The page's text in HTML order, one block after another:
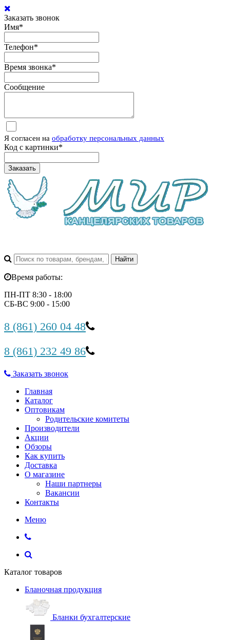
Заказать звонок
Имя*
Телефон*
Время звонка*
Сообщение
Я согласен на обработку персональных данных
Код с картинки*
Заказать
Время работы:
ПН-ПТ 8:30 - 18:00
СБ-ВС 9:00 - 15:00
8 (861) 260 04 48
8 (861) 232 49 86
Заказать звонок
Главная
Каталог
Оптовикам
Родительские комитеты
Производители
Акции
Обзоры
Как купить
Доставка
О магазине
Наши партнеры
Вакансии
Контакты
Меню
Каталог товаров
Бланочная продукция
Бланки бухгалтерские